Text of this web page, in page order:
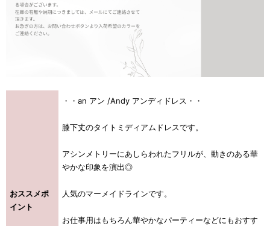
おススメポ
イント
・・an アン /Andy アンディドレス・・
膝下丈のタイトミディアムドレスです。
アシンメトリーにあしらわれたフリルが、動きのある華
やかな印象を演出◎
人気のマーメイドラインです。
お仕事用はもちろん華やかなパーティーなどにもおすす